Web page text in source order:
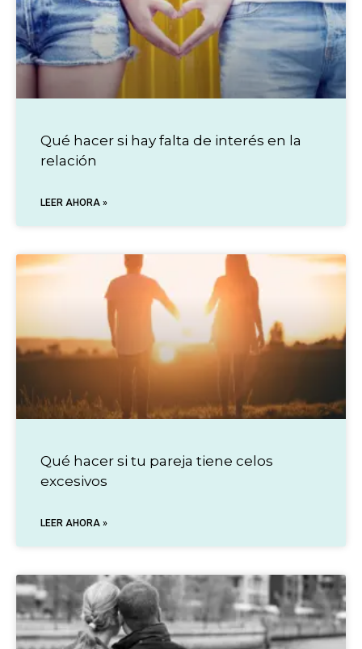
Qué hacer si hay falta de interés en la
relación
LEER AHORA »
Qué hacer si tu pareja tiene celos
excesivos
LEER AHORA »